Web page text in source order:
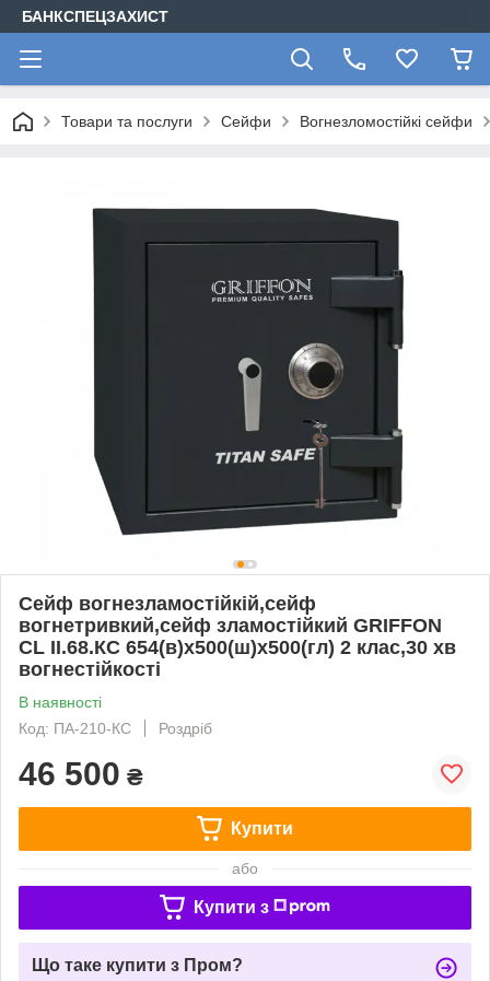
БАНКСПЕЦЗАХИСТ
Товари та послуги Сейфи Вогнезломостійкі сейфи
Сейф вогнезламостійкій,сейф
вогнетривкий,сейф зламостійкий GRIFFON
CL II.68.КС 654(в)х500(ш)х500(гл) 2 клас,30 хв
вогнестійкості
В наявності
Код: ПА-210-КС
Роздріб
46 500 ₴
Купити
або
Купити з
Що таке купити з Пром?